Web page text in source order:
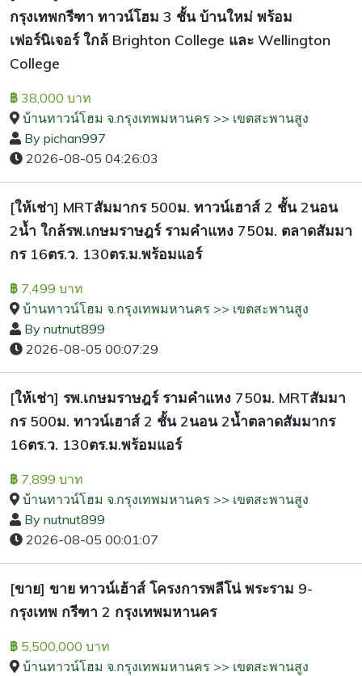
กรุงเทพกรีฑา ทาวน์โฮม 3 ชั้น บ้านใหม่ พร้อม
เฟอร์นิเจอร์ ใกล้ Brighton College และ Wellington
College
฿ 38,000 บาท
บ้านทาวน์โฮม จ.กรุงเทพมหานคร >> เขตสะพานสูง
By pichan997
2026-08-05 04:26:03
[ให้เช่า] MRTสัมมากร 500ม. ทาวน์เฮาส์ 2 ชั้น 2นอน
2น้ำ ใกล้รพ.เกษมราษฎร์ รามคำแหง 750ม. ตลาดสัมมา
กร 16ตร.ว. 130ตร.ม.พร้อมแอร์
฿ 7,499 บาท
บ้านทาวน์โฮม จ.กรุงเทพมหานคร >> เขตสะพานสูง
By nutnut899
2026-08-05 00:07:29
[ให้เช่า] รพ.เกษมราษฎร์ รามคำแหง 750ม. MRTสัมมา
กร 500ม. ทาวน์เฮาส์ 2 ชั้น 2นอน 2น้ำตลาดสัมมากร
16ตร.ว. 130ตร.ม.พร้อมแอร์
฿ 7,899 บาท
บ้านทาวน์โฮม จ.กรุงเทพมหานคร >> เขตสะพานสูง
By nutnut899
2026-08-05 00:01:07
[ขาย] ขาย ทาวน์เฮ้าส์ โครงการพลีโน่ พระราม 9-
กรุงเทพ กรีฑา 2 กรุงเทพมหานคร
฿ 5,500,000 บาท
บ้านทาวน์โฮม จ.กรุงเทพมหานคร >> เขตสะพานสูง